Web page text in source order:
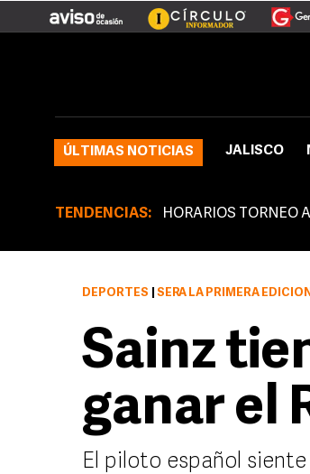
ÚLTIMAS NOTICIAS JALISCO
TENDENCIAS: HORARIOS TORNEO
DEPORTES SERÁ LA PRIMERA
Sainz
ganar el
El piloto español